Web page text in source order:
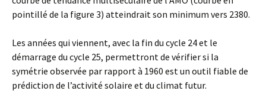
pointillé de la figure 3) atteindrait son minimum vers 2380.
Les années qui viennent, avec la fin du cycle 24 et le
démarrage du cycle 25, permettront de vérifier si la
symétrie observée par rapport à 1960 est un outil fiable de
prédiction de l’activité solaire et du climat futur.